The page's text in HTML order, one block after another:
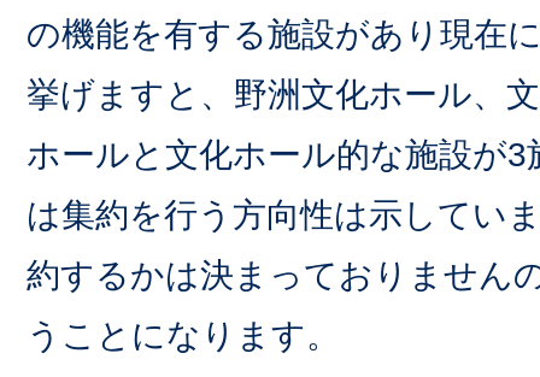
の機能を有する施設があり現在
挙げますと、野洲文化ホール、
ホールと文化ホール的な施設が3
は集約を行う方向性は示してい
約するかは決まっておりません
うことになります。